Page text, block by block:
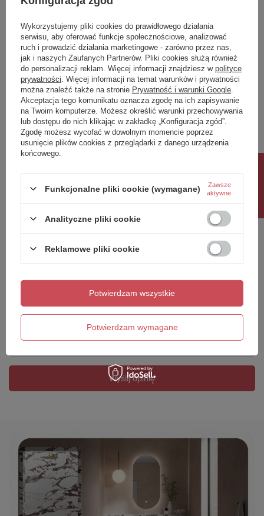
Zadaj pytanie a my odpowiemy niezwłocznie,
najciekawsze pytania i odpowiedzi publikując
dla innych.
Zadaj pytanie
Napisz swoją opinię
Twoja ocena:
5/5
Dodaj własne zdjęcie produktu:
Twoje imię
Wyślij opinię
Wykorzystujemy pliki cookies do prawidłowego działania
serwisu, aby oferować funkcje społecznościowe, analizować
ruch i prowadzić działania marketingowe - zarówno przez nas,
jak i naszych Zaufanych Partnerów. Pliki cookies służą również
do personalizacji reklam. Więcej informacji znajdziesz w polityce
prywatności . Więcej informacji na temat warunków i prywatności
można znaleźć także na stronie Prywatność i warunki Google
Akceptacja tego komunikatu oznacza zgodę na ich zapisywanie
na Twoim komputerze. Możesz określić warunki przechowywania
lub dostępu do nich klikając w zakładkę „Konfiguracja zgód”.
Zgodę możesz wycofać w dowolnym momencie poprzez
usunięcie plików cookies z przeglądarki z danego urządzenia
końcowego.
Funkcjonalne pliki cookie (wymagane)
Zawsze
aktywne
Analityczne pliki cookie
Reklamowe pliki cookie
Potwierdzam wymagane
Potwierdzam wszystkie